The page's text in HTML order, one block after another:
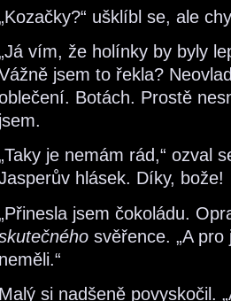
ušklíbl se, ale
vím, že holínky by byly
jsem to řekla?
Botách. Prostě
jsem.
je nemám rád,“ ozval
hlásek. Díky, bože!
jsem čokoládu.
svěřence. „A
neměli.“
Malý si nadšeně povyskočil.